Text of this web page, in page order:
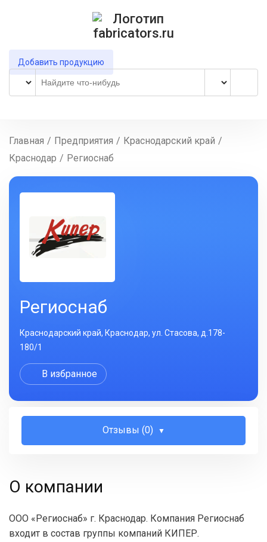
Добавить продукцию
Главная / Предприятия / Краснодарский край /
Краснодар / Региоснаб
Региоснаб
Краснодарский край, Краснодар, ул. Стасова, д.178-
180/1
В избранное
Отзывы (0)
О компании
ООО «Региоснаб» г. Краснодар. Компания Региоснаб
входит в состав группы компаний КИПЕР.